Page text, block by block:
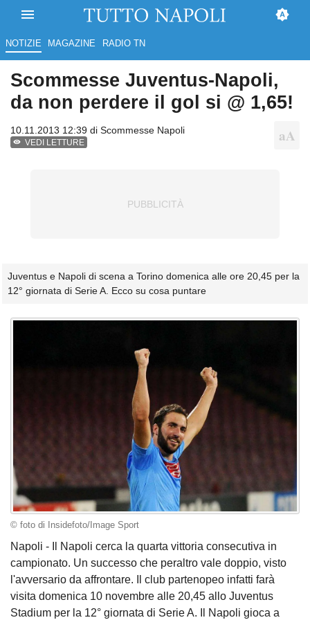
NOTIZIE MAGAZINE RADIO TN
Scommesse Juventus-Napoli,
da non perdere il gol si @ 1,65!
10.11.2013 12:39 di Scommesse Napoli
VEDI LETTURE
Juventus e Napoli di scena a Torino domenica alle ore 20,45 per la
12° giornata di Serie A. Ecco su cosa puntare
© foto di Insidefoto/Image Sport
Napoli - Il Napoli cerca la quarta vittoria consecutiva in
campionato. Un successo che peraltro vale doppio, visto
l'avversario da affrontare. Il club partenopeo infatti farà
visita domenica 10 novembre alle 20,45 allo Juventus
Stadium per la 12° giornata di Serie A. Il Napoli gioca a